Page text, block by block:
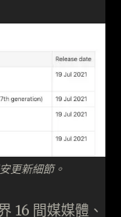
更新細節。
16 間媒媒體、